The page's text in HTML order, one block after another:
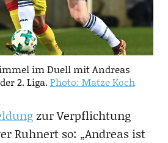
im Duell mit Andreas
2. Liga.Photo: Matze Koch
zur Verpflichtung
Ruhnert so: „Andreas ist